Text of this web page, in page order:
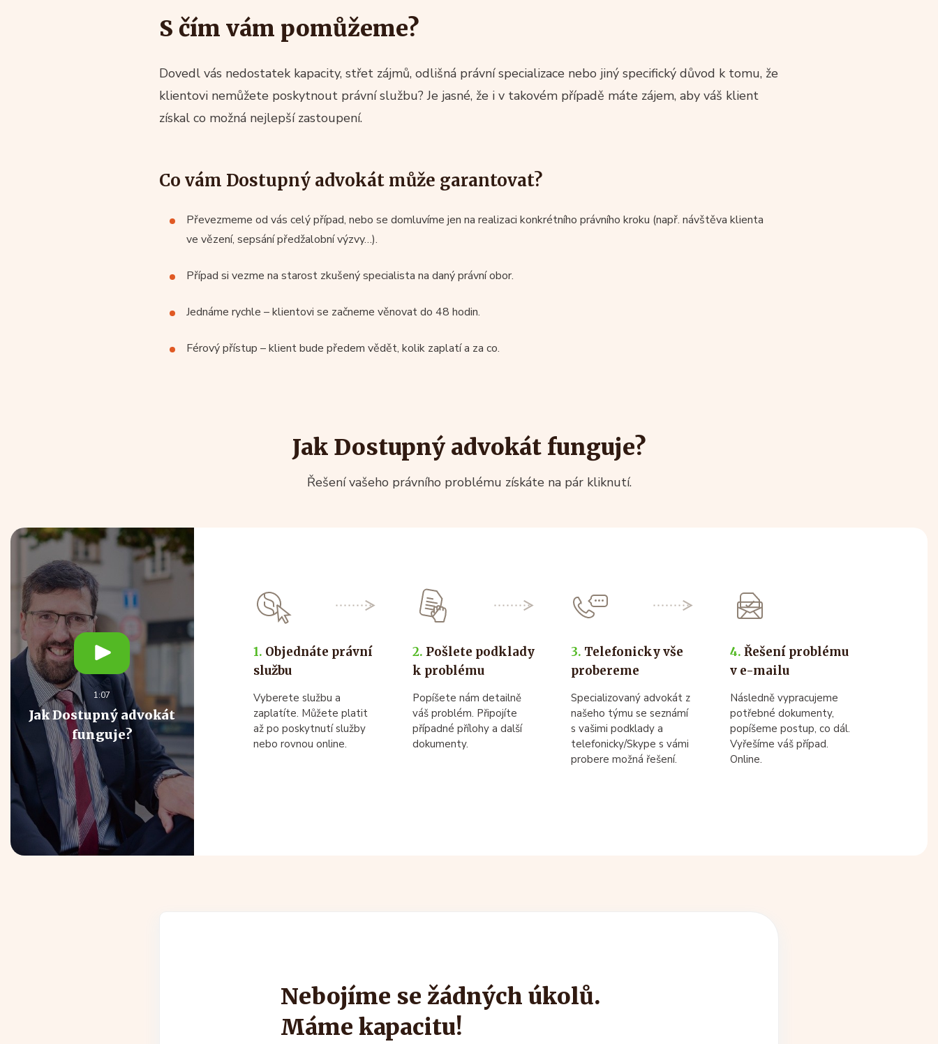
S čím vám pomůžeme?
Dovedl vás nedostatek kapacity, střet zájmů, odlišná právní specializace nebo jiný specifický důvod k tomu, že
klientovi nemůžete poskytnout právní službu? Je jasné, že i v takovém případě máte zájem, aby váš klient
získal co možná nejlepší zastoupení.
Co vám Dostupný advokát může garantovat?
Převezmeme od vás celý případ, nebo se domluvíme jen na realizaci konkrétního právního kroku (např. návštěva klienta
ve vězení, sepsání předžalobní výzvy…).
Případ si vezme na starost zkušený specialista na daný právní obor.
Jednáme rychle – klientovi se začneme věnovat do 48 hodin.
Férový přístup – klient bude předem vědět, kolik zaplatí a za co.
Jak Dostupný advokát funguje?
Řešení vašeho právního problému získáte na pár kliknutí.
1:07
Jak Dostupný advokát
funguje?
1. Objednáte právní
službu
Vyberete službu a
zaplatíte. Můžete platit
až po poskytnutí služby
nebo rovnou online.
2. Pošlete podklady
k problému
Popíšete nám detailně
váš problém. Připojíte
případné přílohy a další
dokumenty.
3. Telefonicky vše
probereme
Specializovaný advokát z
našeho týmu se seznámí
s vašimi podklady a
telefonicky/Skype s vámi
probere možná řešení.
4. Řešení problému
v e-mailu
Následně vypracujeme
potřebné dokumenty,
popíšeme postup, co dál.
Vyřešíme váš případ.
Online.
Nebojíme se žádných úkolů.
Máme kapacitu!